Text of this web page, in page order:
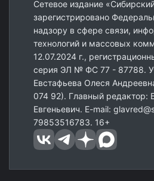
Сетевое издание
зарегистрировано
надзору в сфере связи,
технологий и массовых
12.07.2024 г.,
серия ЭЛ № ФС 77 - 87788.
Евстафьева Олеся
074 92). Главный редактор:
Евгеньевич. E-mail:
79853516783. 16+